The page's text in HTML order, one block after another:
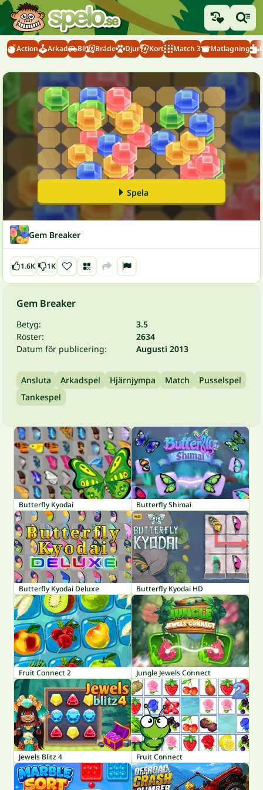
Action Arkad Bil Bräde Djur Kort Match 3 Matlagning
Spela
Gem Breaker
1.6K 1K
Gem Breaker
Betyg:
3.5
Röster:
2634
Datum för publicering:
Augusti 2013
Ansluta Arkadspel Hjärnjympa Match
Pusselspel
Tankespel
Butterfly Kyodai Butterfly Shimai
Butterfly Kyodai Deluxe Butterfly Kyodai HD
Fruit Connect 2 Jungle Jewels Connect
Jewels Blitz 4 Fruit Connect